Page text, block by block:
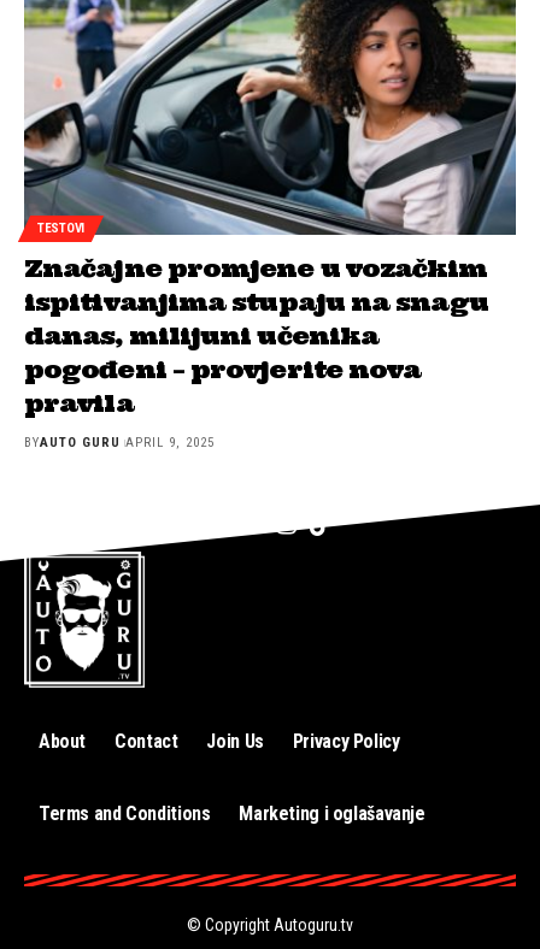
TESTOVI
Značajne promjene u vozačkim
ispitivanjima stupaju na snagu
danas, milijuni učenika
pogođeni – provjerite nova
pravila
BYAUTO GURU APRIL 9, 2025
About Contact Join Us Privacy Policy
Terms and Conditions Marketing i oglašavanje
© Copyright Autoguru.tv